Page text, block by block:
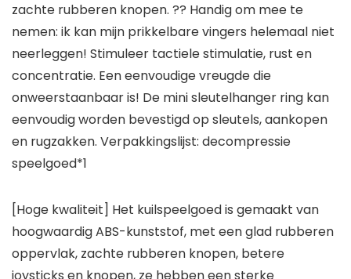
zachte rubberen knopen. ?? Handig om mee te
nemen: ik kan mijn prikkelbare vingers helemaal niet
neerleggen! Stimuleer tactiele stimulatie, rust en
concentratie. Een eenvoudige vreugde die
onweerstaanbaar is! De mini sleutelhanger ring kan
eenvoudig worden bevestigd op sleutels, aankopen
en rugzakken. Verpakkingslijst: decompressie
speelgoed*1
[Hoge kwaliteit] Het kuilspeelgoed is gemaakt van
hoogwaardig ABS-kunststof, met een glad rubberen
oppervlak, zachte rubberen knopen, betere